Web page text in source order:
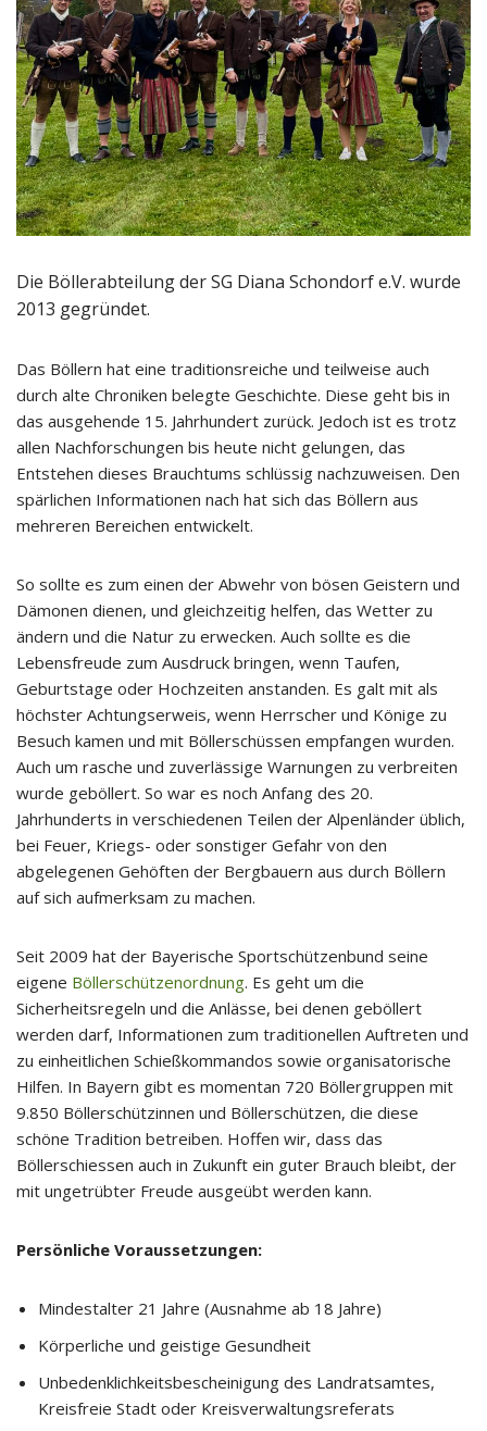
Die Böllerabteilung der SG Diana Schondorf e.V. wurde
2013 gegründet.
Das Böllern hat eine traditionsreiche und teilweise auch
durch alte Chroniken belegte Geschichte. Diese geht bis in
das ausgehende 15. Jahrhundert zurück. Jedoch ist es trotz
allen Nachforschungen bis heute nicht gelungen, das
Entstehen dieses Brauchtums schlüssig nachzuweisen. Den
spärlichen Informationen nach hat sich das Böllern aus
mehreren Bereichen entwickelt.
So sollte es zum einen der Abwehr von bösen Geistern und
Dämonen dienen, und gleichzeitig helfen, das Wetter zu
ändern und die Natur zu erwecken. Auch sollte es die
Lebensfreude zum Ausdruck bringen, wenn Taufen,
Geburtstage oder Hochzeiten anstanden. Es galt mit als
höchster Achtungserweis, wenn Herrscher und Könige zu
Besuch kamen und mit Böllerschüssen empfangen wurden.
Auch um rasche und zuverlässige Warnungen zu verbreiten
wurde geböllert. So war es noch Anfang des 20.
Jahrhunderts in verschiedenen Teilen der Alpenländer üblich,
bei Feuer, Kriegs- oder sonstiger Gefahr von den
abgelegenen Gehöften der Bergbauern aus durch Böllern
auf sich aufmerksam zu machen.
Seit 2009 hat der Bayerische Sportschützenbund seine
eigene Böllerschützenordnung. Es geht um die
Sicherheitsregeln und die Anlässe, bei denen geböllert
werden darf, Informationen zum traditionellen Auftreten und
zu einheitlichen Schießkommandos sowie organisatorische
Hilfen. In Bayern gibt es momentan 720 Böllergruppen mit
9.850 Böllerschützinnen und Böllerschützen, die diese
schöne Tradition betreiben. Hoffen wir, dass das
Böllerschiessen auch in Zukunft ein guter Brauch bleibt, der
mit ungetrübter Freude ausgeübt werden kann.
Persönliche Voraussetzungen:
Mindestalter 21 Jahre (Ausnahme ab 18 Jahre)
Körperliche und geistige Gesundheit
Unbedenklichkeitsbescheinigung des Landratsamtes,
Kreisfreie Stadt oder Kreisverwaltungsreferats